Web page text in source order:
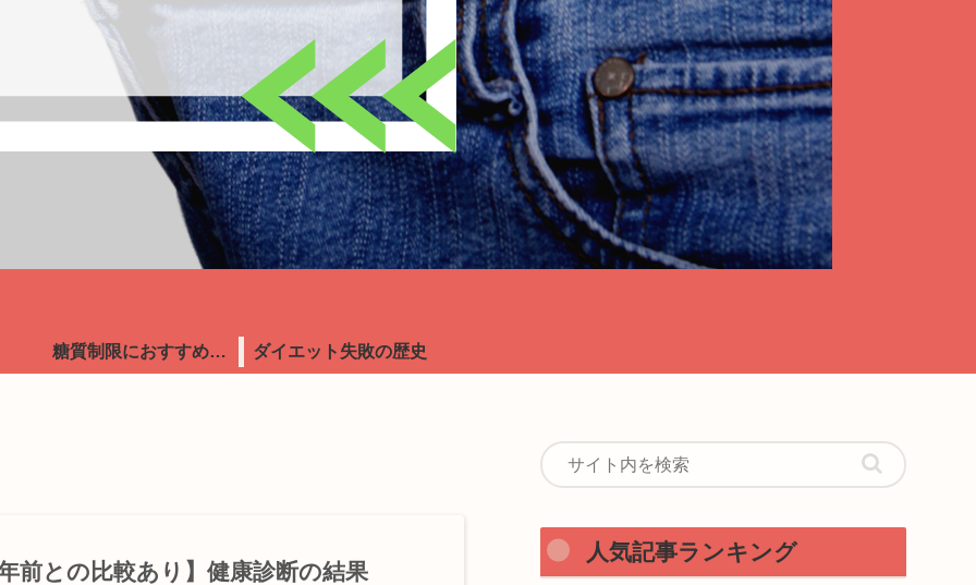
糖質制限におすすめ食品 ダイエット失敗の歴史
前との比較あり】健康診断の結果
人気記事ランキング